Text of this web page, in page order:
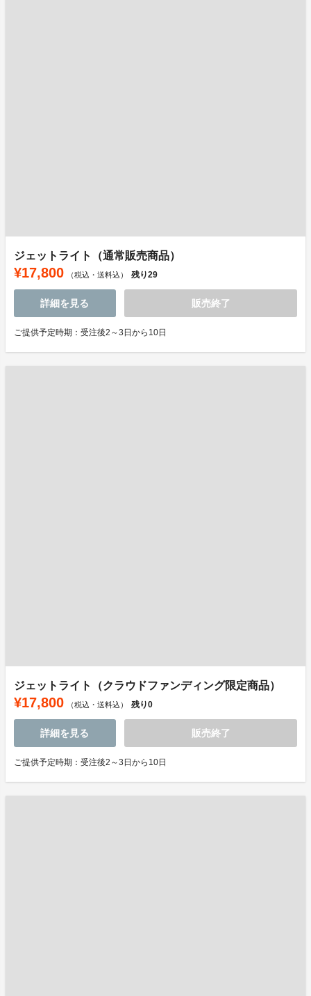
ジェットライト（通常販売商品）
¥17,800 （税込・送料込） 残り29
詳細を見る 販売終了
ご提供予定時期：受注後2～3日から10日
ジェットライト（クラウドファンディング限定商品）
¥17,800 （税込・送料込） 残り0
詳細を見る 販売終了
ご提供予定時期：受注後2～3日から10日